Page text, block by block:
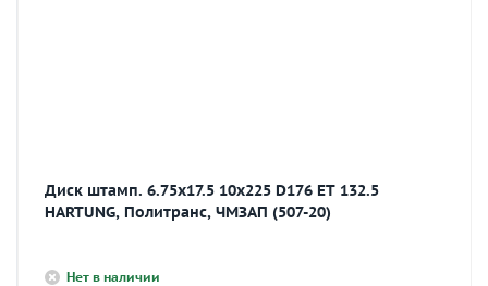
Диск штамп. 6.75х17.5 10х225 D176 ET 132.5
HARTUNG, Политранс, ЧМЗАП (507-20)
Нет в наличии